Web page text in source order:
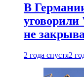
В
уговорили
не
2 года спустя2